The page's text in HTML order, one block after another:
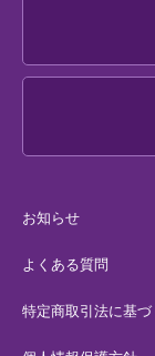
お知らせ
よくある質問
特定商取引法に基づ